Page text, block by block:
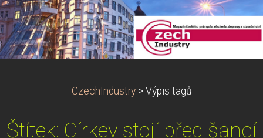
CzechIndustry > Výpis tagů
Štítek: Církev stojí před šancí